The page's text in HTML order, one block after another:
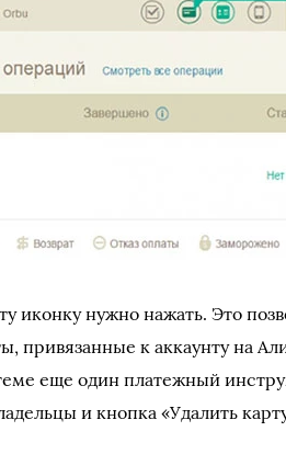
иконку нужно нажать. Это
привязанные к аккаунту на
еще один платежный
и кнопка «Удалить